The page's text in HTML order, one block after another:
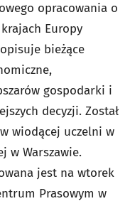
opracowania o
Europy
bieżące
gospodarki i
decyzji. Został
wiodącej uczelni w
w Warszawie.
jest na wtorek
Prasowym w